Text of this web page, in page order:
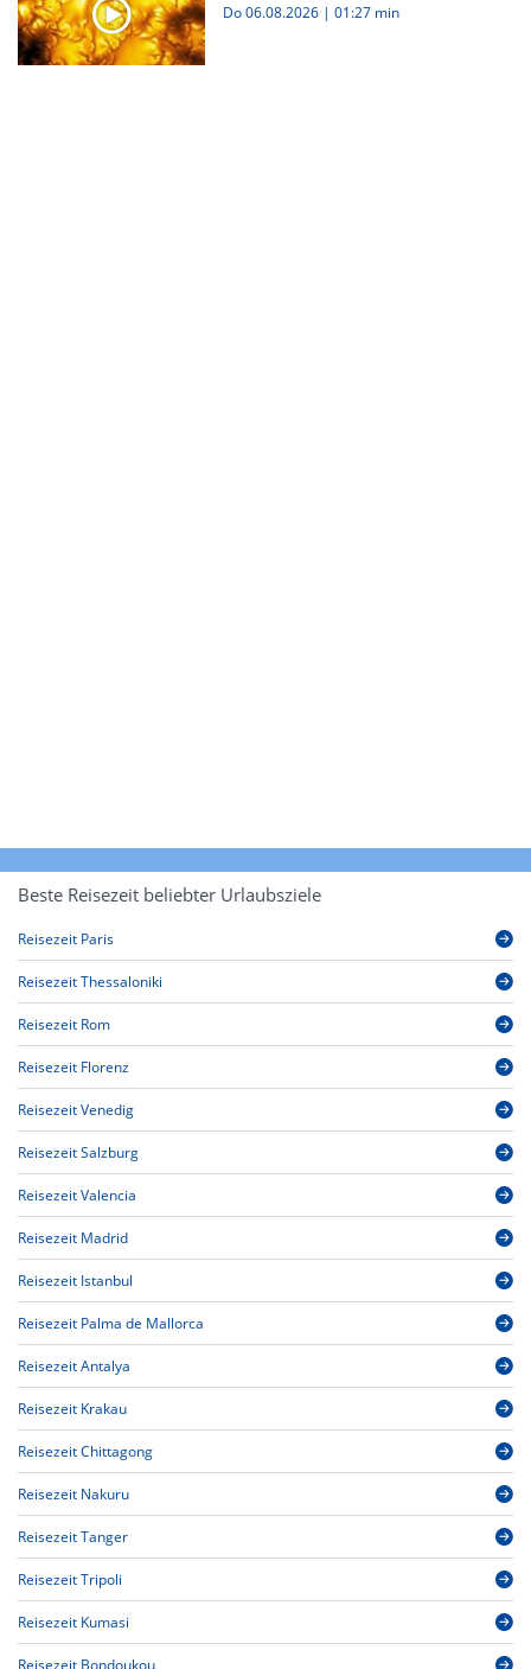
Do 06.08.2026 | 01:27 min
Beste Reisezeit beliebter Urlaubsziele
Reisezeit Paris
Reisezeit Thessaloniki
Reisezeit Rom
Reisezeit Florenz
Reisezeit Venedig
Reisezeit Salzburg
Reisezeit Valencia
Reisezeit Madrid
Reisezeit Istanbul
Reisezeit Palma de Mallorca
Reisezeit Antalya
Reisezeit Krakau
Reisezeit Chittagong
Reisezeit Nakuru
Reisezeit Tanger
Reisezeit Tripoli
Reisezeit Kumasi